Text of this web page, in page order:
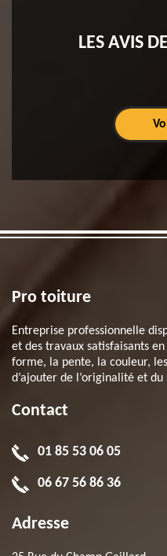
LES AVIS
Pro toiture
Entreprise professionnelle
et des travaux satisfaisants
forme, la pente, la couleur,
d’ajouter de l’originalité et
Contact
01 85 53 06 05
06 67 56 86 36
Adresse